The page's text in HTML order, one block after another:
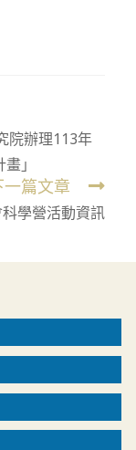
院辦理113年
」
一篇文章
學營活動資訊